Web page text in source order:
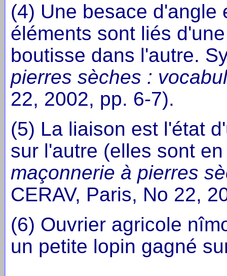
(4) Une besace d'angle
éléments sont liés
boutisse dans l'autre.
pierres sèches :
22, 2002, pp. 6-7).
(5) La liaison est l'état
sur l'autre (elles sont
maçonnerie à pierres
CERAV, Paris, No 22,
(6) Ouvrier agricole
un petite lopin gagné